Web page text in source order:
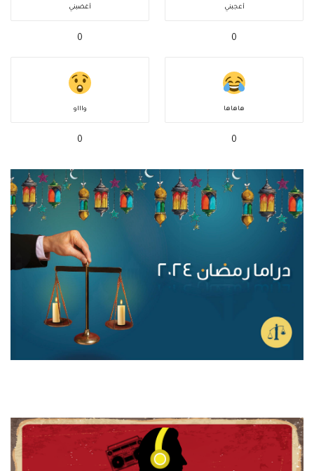
أعجبني
0
أغضبني
0
هاهاها
0
واااو
0